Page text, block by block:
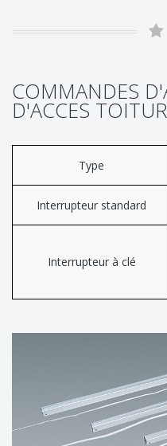
COMMANDES
D'ACCES
Type
Interrupteur standard
Interrupteur à clé